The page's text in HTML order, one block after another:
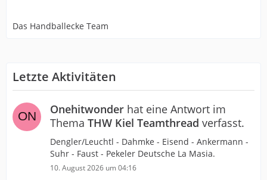
Das Handballecke Team
Letzte Aktivitäten
Onehitwonder hat eine Antwort im
Thema THW Kiel Teamthread verfasst.
Dengler/Leuchtl - Dahmke - Eisend - Ankermann -
Suhr - Faust - Pekeler Deutsche La Masia.
10. August 2026 um 04:16